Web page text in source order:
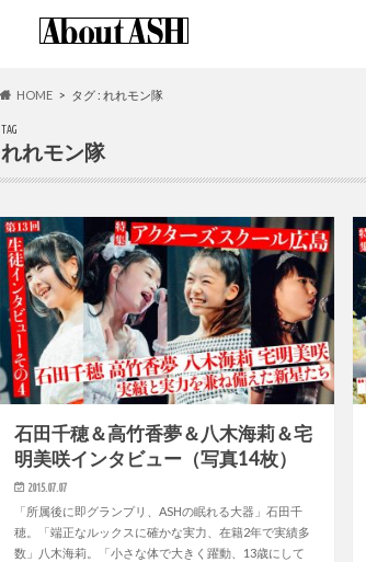
HOME タグ : れれモン隊
TAG
れれモン隊
石田千穂＆高竹香夢＆八木海莉＆宅
明美咲インタビュー（写真14枚）
2015.07.07
「所属後に即グランプリ、ASHの眠れる大器」石田千
穂。「端正なルックスに確かな実力、在籍2年で実績多
数」八木海莉。「小さな体で大きく躍動、13歳にして